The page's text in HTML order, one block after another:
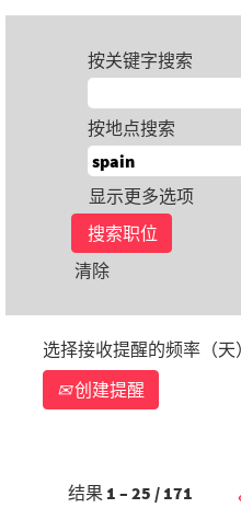
页
按关键字搜索
按地点搜索
显示更多选项
清除
选择接收提醒的频率（天
创建提醒
结果 1 – 25 / 171